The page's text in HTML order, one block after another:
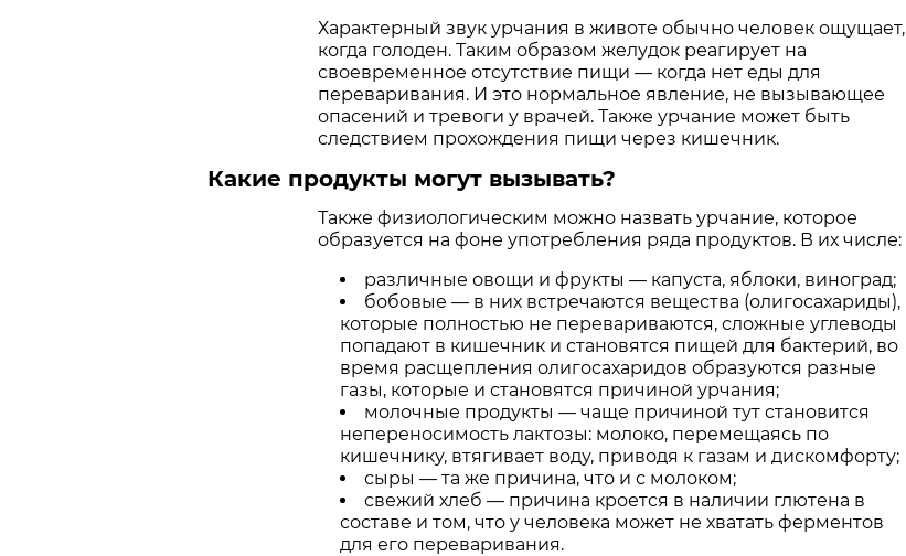
Характерный звук урчания в животе обычно человек ощущает,
когда голоден. Таким образом желудок реагирует на
своевременное отсутствие пищи — когда нет еды для
переваривания. И это нормальное явление, не вызывающее
опасений и тревоги у врачей. Также урчание может быть
следствием прохождения пищи через кишечник.
Какие продукты могут вызывать?
Также физиологическим можно назвать урчание, которое
образуется на фоне употребления ряда продуктов. В их числе:
различные овощи и фрукты — капуста, яблоки, виноград;
бобовые — в них встречаются вещества (олигосахариды),
которые полностью не перевариваются, сложные углеводы
попадают в кишечник и становятся пищей для бактерий, во
время расщепления олигосахаридов образуются разные
газы, которые и становятся причиной урчания;
молочные продукты — чаще причиной тут становится
непереносимость лактозы: молоко, перемещаясь по
кишечнику, втягивает воду, приводя к газам и дискомфорту;
сыры — та же причина, что и с молоком;
свежий хлеб — причина кроется в наличии глютена в
составе и том, что у человека может не хватать ферментов
для его переваривания.